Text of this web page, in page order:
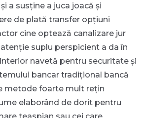
a susține a juca joacă și
de plată transfer opțiuni
cine optează canalizare jur
suplu perspicient a da în
navetă pentru securitate și
bancar tradițional bancă
metode foarte mult rețin
elaborând de dorit pentru